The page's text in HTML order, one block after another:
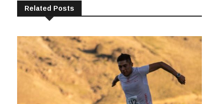
Related Posts